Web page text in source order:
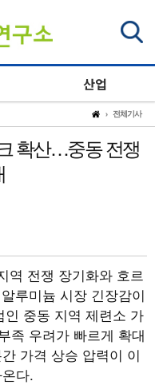
산업
전체기사
확산…중동 전쟁
역 전쟁 장기화와 호르
루미늄 시장 긴장감이
중동 지역 제련소 가
족 우려가 빠르게 확대
가격 상승 압력이 이
다.
검색